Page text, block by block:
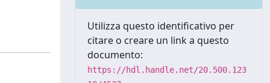
Utilizza questo identificativo per
citare o creare un link a questo
documento:
https://hdl.handle.net/20.500.123